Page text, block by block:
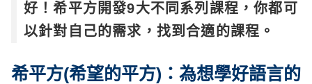
好！希平方開發9大不同系列課程，你都可
以針對自己的需求，找到合適的課程。
希平方(希望的平方)：為想學好語言的